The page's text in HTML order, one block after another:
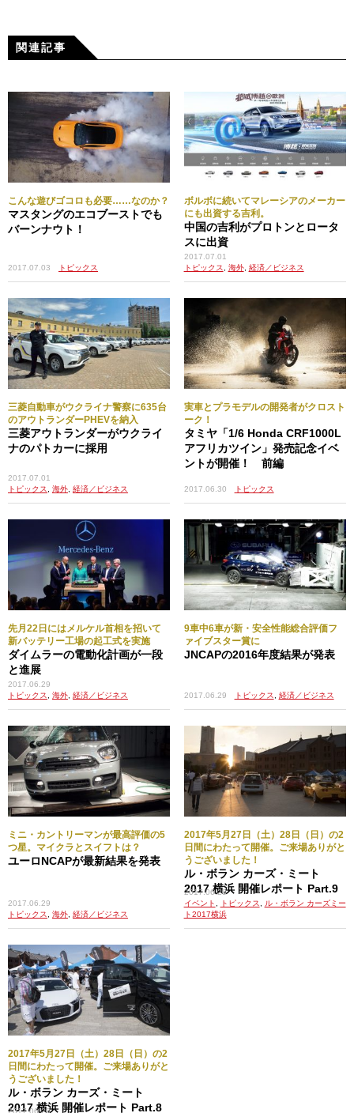
関連記事
こんな遊びゴコロも必要……なのか？
マスタングのエコブーストでも
バーンナウト！
2017.07.03 トピックス
ボルボに続いてマレーシアのメーカー
にも出資する吉利。
中国の吉利がプロトンとロータ
スに出資
2017.07.01
トピックス
海外, 経済／ビジネス
三菱自動車がウクライナ警察に635台
のアウトランダーPHEVを納入
三菱アウトランダーがウクライ
ナのパトカーに採用
2017.07.01
トピックス
海外 経済／ビジネス
実車とプラモデルの開発者がクロスト
ーク！
タミヤ「1/6 Honda CRF1000L
アフリカツイン」発売記念イベ
ントが開催！ 前編
2017.06.30 トピックス
先月22日にはメルケル首相を招いて
新バッテリー工場の起工式を実施
ダイムラーの電動化計画が一段
と進展
2017.06.29
トピックス
海外 経済／ビジネス
9車中6車が新・安全性能総合評価フ
ァイブスター賞に
JNCAPの2016年度結果が発表
2017.06.29 トピックス 経済／ビジネス
ミニ・カントリーマンが最高評価の5
つ星。マイクラとスイフトは？
ユーロNCAPが最新結果を発表
2017.06.29
トピックス
海外 経済／ビジネス
2017年5月27日（土）28日（日）の2
日間にわたって開催。ご来場ありがと
うございました！
ル・ボラン カーズ・ミート
2017 横浜 開催レポート Part.9
2017.06.28
イベント
トピックス
ル・ボラン カーズミー
ト2017横浜
2017年5月27日（土）28日（日）の2
日間にわたって開催。ご来場ありがと
うございました！
ル・ボラン カーズ・ミート
2017 横浜 開催レポート Part.8
2017.06.28